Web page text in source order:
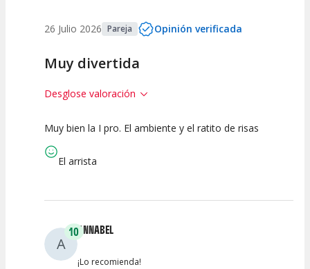
26 Julio 2026 Pareja Opinión verificada
Muy divertida
Desglose valoración
10
Calidad del
Espectáculo
10 10
Muy bien la I pro. El ambiente y el ratito de risas
El arrista
A
10ANNABEL
¡Lo recomienda!